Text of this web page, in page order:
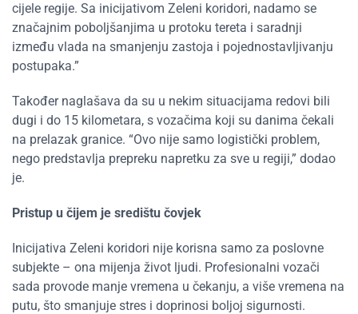
cijele regije. Sa inicijativom Zeleni koridori, nadamo se
značajnim poboljšanjima u protoku tereta i saradnji
između vlada na smanjenju zastoja i pojednostavljivanju
postupaka.”
Također naglašava da su u nekim situacijama redovi bili
dugi i do 15 kilometara, s vozačima koji su danima čekali
na prelazak granice. “Ovo nije samo logistički problem,
nego predstavlja prepreku napretku za sve u regiji,” dodao
je.
Pristup u čijem je središtu čovjek
Inicijativa Zeleni koridori nije korisna samo za poslovne
subjekte – ona mijenja život ljudi. Profesionalni vozači
sada provode manje vremena u čekanju, a više vremena na
putu, što smanjuje stres i doprinosi boljoj sigurnosti.